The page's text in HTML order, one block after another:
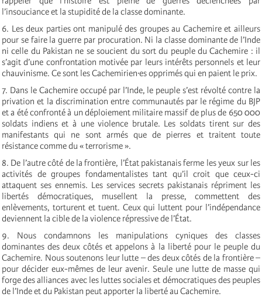
l’insouciance et la stupidité de la classe dominante.
6. Les deux parties ont manipulé des groupes au Cachemire et ailleurs
pour se faire la guerre par procuration. Ni la classe dominante de l’Inde
ni celle du Pakistan ne se soucient du sort du peuple du Cachemire : il
s’agit d’une confrontation motivée par leurs intérêts personnels et leur
chauvinisme. Ce sont les Cachemirien·es opprimés qui en paient le prix.
7. Dans le Cachemire occupé par l’Inde, le peuple s’est révolté contre la
privation et la discrimination entre communautés par le régime du BJP
et a été confronté à un déploiement militaire massif de plus de 650 000
soldats indiens et à une violence brutale. Les soldats tirent sur des
manifestants qui ne sont armés que de pierres et traitent toute
résistance comme du « terrorisme ».
8. De l’autre côté de la frontière, l’État pakistanais ferme les yeux sur les
activités de groupes fondamentalistes tant qu’il croit que ceux-ci
attaquent ses ennemis. Les services secrets pakistanais répriment les
libertés démocratiques, musellent la presse, commettent des
enlèvements, torturent et tuent. Ceux qui luttent pour l’indépendance
deviennent la cible de la violence répressive de l’État.
9. Nous condamnons les manipulations cyniques des classes
dominantes des deux côtés et appelons à la liberté pour le peuple du
Cachemire. Nous soutenons leur lutte – des deux côtés de la frontière –
pour décider eux-mêmes de leur avenir. Seule une lutte de masse qui
forge des alliances avec les luttes sociales et démocratiques des peuples
de l’Inde et du Pakistan peut apporter la liberté au Cachemire.